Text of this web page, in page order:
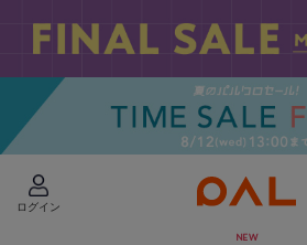
ログイン